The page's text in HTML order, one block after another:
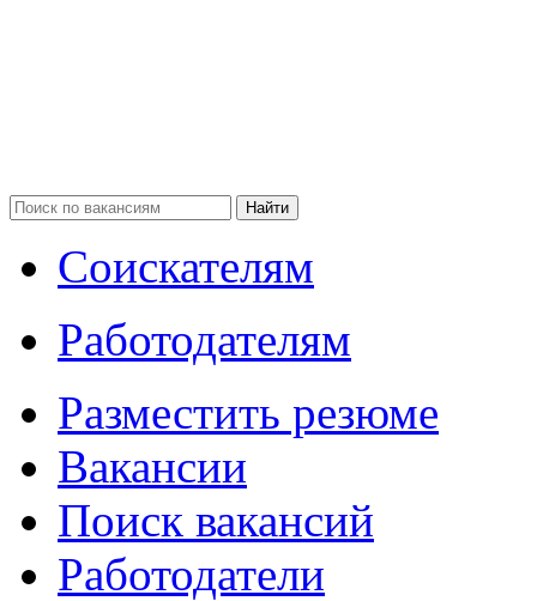
Соискателям
Работодателям
Разместить резюме
Вакансии
Поиск вакансий
Работодатели